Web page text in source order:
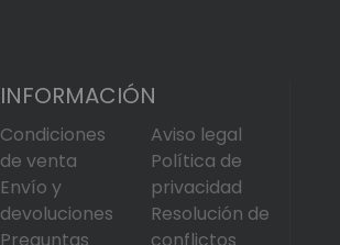
INFORMACIÓN
Condiciones
de venta
Envío y
devoluciones
Aviso legal
Política de
privacidad
Resolución de